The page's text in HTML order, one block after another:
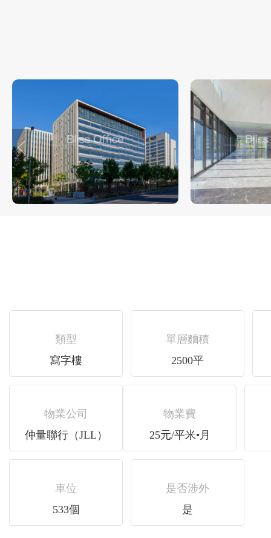
類型
寫字樓
單層麵積
2500平
物業公司
仲量聯行（JLL）
物業費
25元/平米•月
車位
533個
是否涉外
是